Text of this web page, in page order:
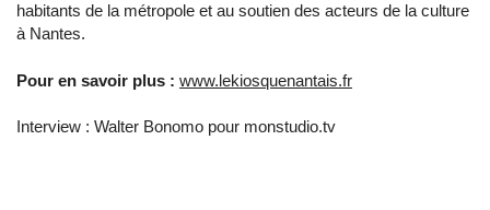
habitants de la métropole et au soutien des acteurs de la culture
à Nantes.
Pour en savoir plus : www.lekiosquenantais.fr
Interview : Walter Bonomo pour monstudio.tv